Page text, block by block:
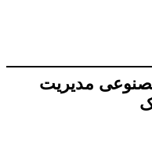
مدیریت